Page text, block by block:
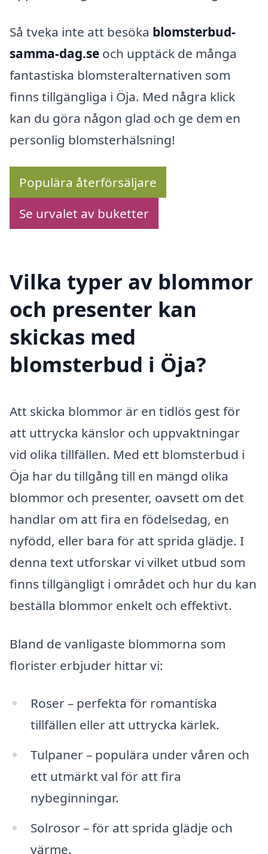
Så tveka inte att besöka blomsterbud-
samma-dag.se och upptäck de många
fantastiska blomsteralternativen som
finns tillgängliga i Öja. Med några klick
kan du göra någon glad och ge dem en
personlig blomsterhälsning!
Populära återförsäljare
Se urvalet av buketter
Vilka typer av blommor
och presenter kan
skickas med
blomsterbud i Öja?
Att skicka blommor är en tidlös gest för
att uttrycka känslor och uppvaktningar
vid olika tillfällen. Med ett blomsterbud i
Öja har du tillgång till en mängd olika
blommor och presenter, oavsett om det
handlar om att fira en födelsedag, en
nyfödd, eller bara för att sprida glädje. I
denna text utforskar vi vilket utbud som
finns tillgängligt i området och hur du kan
beställa blommor enkelt och effektivt.
Bland de vanligaste blommorna som
florister erbjuder hittar vi:
Roser – perfekta för romantiska
tillfällen eller att uttrycka kärlek.
Tulpaner – populära under våren och
ett utmärkt val för att fira
nybeginningar.
Solrosor – för att sprida glädje och
värme.